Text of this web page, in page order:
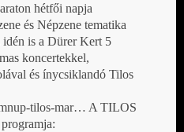
hétfői napja
és Népzene tematika
is a Dürer Kert 5
koncertekkel,
és ínycsiklandó Tilos
tilos-mar… A TILOS